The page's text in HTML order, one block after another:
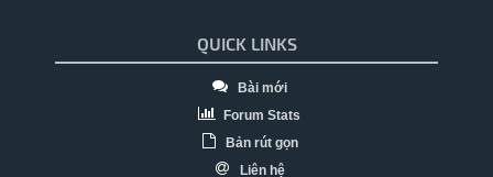
QUICK LINKS
Bài mới
Forum Stats
Bản rút gọn
Liên hệ